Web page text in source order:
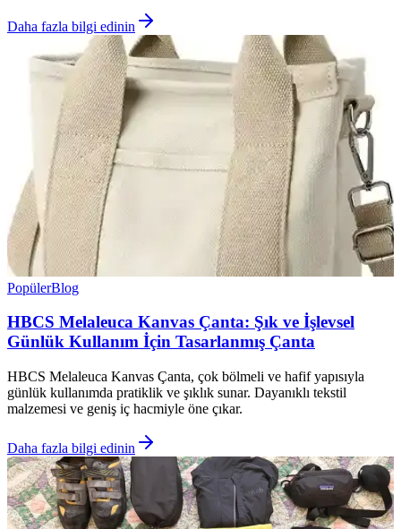
Daha fazla bilgi edinin
PopülerBlog
HBCS Melaleuca Kanvas Çanta: Şık ve İşlevsel
Günlük Kullanım İçin Tasarlanmış Çanta
HBCS Melaleuca Kanvas Çanta, çok bölmeli ve hafif yapısıyla
günlük kullanımda pratiklik ve şıklık sunar. Dayanıklı tekstil
malzemesi ve geniş iç hacmiyle öne çıkar.
Daha fazla bilgi edinin